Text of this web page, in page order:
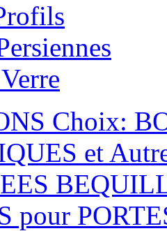
Choix:
et
pour